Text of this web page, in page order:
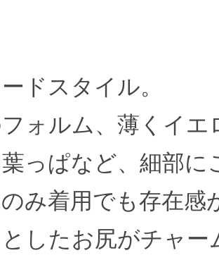
ドスタイル。
ォルム、薄くイ
っぱなど、細部
み着用でも存在感
したお尻がチャー